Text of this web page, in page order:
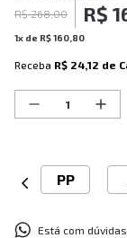
R$ 268,00 R$
1x de R$160 80
Receba R$ 24,12 de
PP
Está com